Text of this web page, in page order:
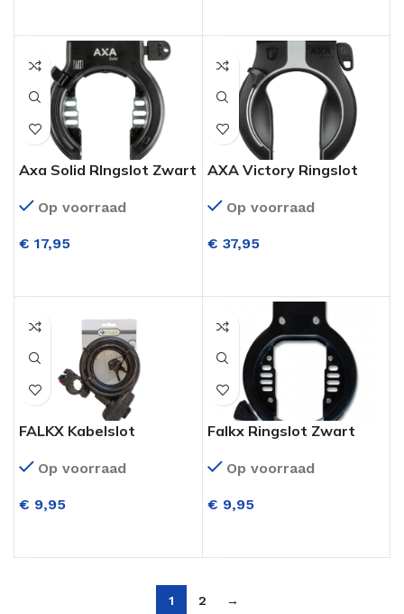
Axa Solid RIngslot Zwart
Op voorraad
€ 17,95
AXA Victory Ringslot
Op voorraad
€ 37,95
FALKX Kabelslot
Op voorraad
€ 9,95
Falkx Ringslot Zwart
Op voorraad
€ 9,95
1 2 →